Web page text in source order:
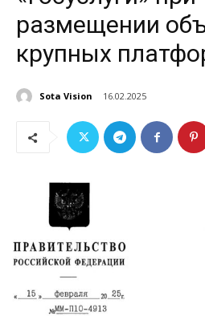
размещении
крупных
Sota Vision 16.02.2025